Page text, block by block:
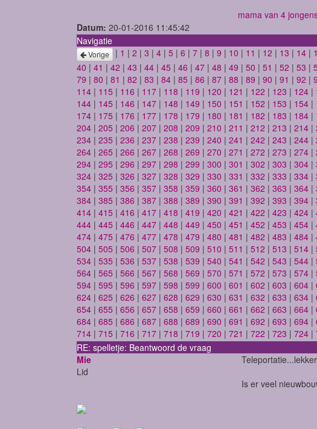
mama van 4
Datum: 20-01-2016 11:45:42
Navigatie
Vorige | 1 | 2 | 3 | 4 | 5 | 6 | 7 | 8 | 9 | 10 | 11 | 12 | 13 | 14 |
40 | 41 | 42 | 43 | 44 | 45 | 46 | 47 | 48 | 49 | 50 | 51 | 52 | 53 |
79 | 80 | 81 | 82 | 83 | 84 | 85 | 86 | 87 | 88 | 89 | 90 | 91 | 92 |
114 | 115 | 116 | 117 | 118 | 119 | 120 | 121 | 122 | 123 | 124 |
144 | 145 | 146 | 147 | 148 | 149 | 150 | 151 | 152 | 153 | 154 |
174 | 175 | 176 | 177 | 178 | 179 | 180 | 181 | 182 | 183 | 184 |
204 | 205 | 206 | 207 | 208 | 209 | 210 | 211 | 212 | 213 | 214 |
234 | 235 | 236 | 237 | 238 | 239 | 240 | 241 | 242 | 243 | 244 |
264 | 265 | 266 | 267 | 268 | 269 | 270 | 271 | 272 | 273 | 274 |
294 | 295 | 296 | 297 | 298 | 299 | 300 | 301 | 302 | 303 | 304 |
324 | 325 | 326 | 327 | 328 | 329 | 330 | 331 | 332 | 333 | 334 |
354 | 355 | 356 | 357 | 358 | 359 | 360 | 361 | 362 | 363 | 364 |
384 | 385 | 386 | 387 | 388 | 389 | 390 | 391 | 392 | 393 | 394 |
414 | 415 | 416 | 417 | 418 | 419 | 420 | 421 | 422 | 423 | 424 |
444 | 445 | 446 | 447 | 448 | 449 | 450 | 451 | 452 | 453 | 454 |
474 | 475 | 476 | 477 | 478 | 479 | 480 | 481 | 482 | 483 | 484 |
504 | 505 | 506 | 507 | 508 | 509 | 510 | 511 | 512 | 513 | 514 |
534 | 535 | 536 | 537 | 538 | 539 | 540 | 541 | 542 | 543 | 544 |
564 | 565 | 566 | 567 | 568 | 569 | 570 | 571 | 572 | 573 | 574 |
594 | 595 | 596 | 597 | 598 | 599 | 600 | 601 | 602 | 603 | 604 |
624 | 625 | 626 | 627 | 628 | 629 | 630 | 631 | 632 | 633 | 634 |
654 | 655 | 656 | 657 | 658 | 659 | 660 | 661 | 662 | 663 | 664 |
684 | 685 | 686 | 687 | 688 | 689 | 690 | 691 | 692 | 693 | 694 |
714 | 715 | 716 | 717 | 718 | 719 | 720 | 721 | 722 | 723 | 724 |
RE: spelletje: Beantwoord de vraag
Mie
Lid
Is er veel